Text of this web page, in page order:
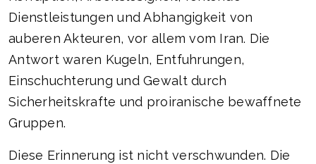
Dienstleistungen und Abhangigkeit von
auberen Akteuren, vor allem vom Iran. Die
Antwort waren Kugeln, Entfuhrungen,
Einschuchterung und Gewalt durch
Sicherheitskrafte und proiranische bewaffnete
Gruppen.
Diese Erinnerung ist nicht verschwunden. Die